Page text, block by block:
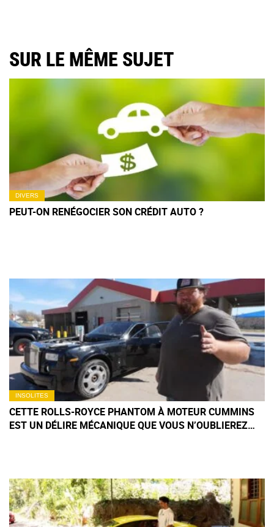
SUR LE MÊME SUJET
DIVERS
PEUT-ON RENÉGOCIER SON CRÉDIT AUTO ?
INSOLITES
CETTE ROLLS-ROYCE PHANTOM À MOTEUR CUMMINS
EST UN DÉLIRE MÉCANIQUE QUE VOUS N’OUBLIEREZ